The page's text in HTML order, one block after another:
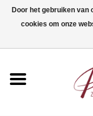
Door het gebruiken van
cookies om onze